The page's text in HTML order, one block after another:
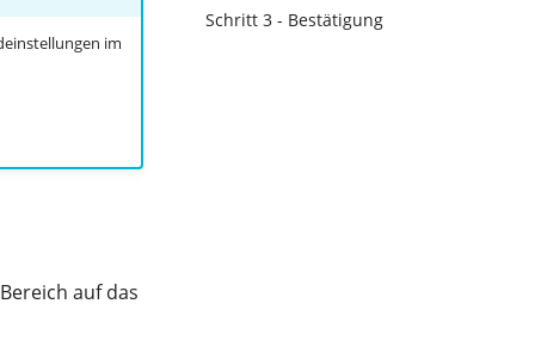
Schritt 3 - Bestätigung
im
auf das